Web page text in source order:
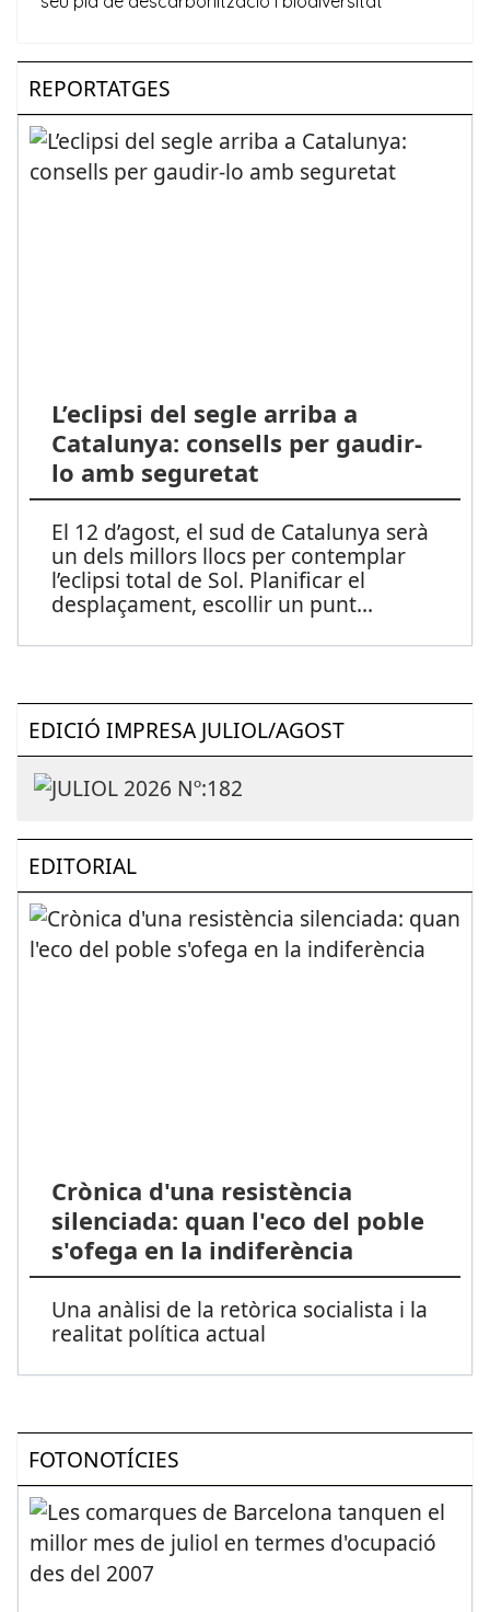
REPORTATGES
L’eclipsi del segle arriba a
Catalunya: consells per gaudir-
lo amb seguretat
El 12 d’agost, el sud de Catalunya serà
un dels millors llocs per contemplar
l’eclipsi total de Sol. Planificar el
desplaçament, escollir un punt...
EDICIÓ IMPRESA JULIOL/AGOST
EDITORIAL
Crònica d'una resistència
silenciada: quan l'eco del poble
s'ofega en la indiferència
Una anàlisi de la retòrica socialista i la
realitat política actual
FOTONOTÍCIES